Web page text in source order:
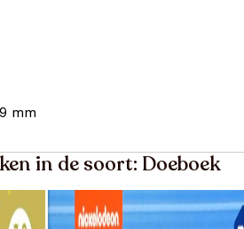
mm
in de soort: Doeboek